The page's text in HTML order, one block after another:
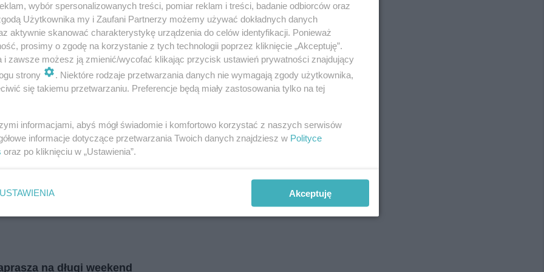
fot:
na długi weekend
regulamin korzystania z portali
Tarnowskie Góry
Ruda Śląska
Świętochłowice
Tychy
Bytom
Katowice
Zabrze
Zagłębie
Redakcja
Newsletter
Reklama
wybór spersonalizowanych treści, pomiar reklam i treści, badanie odbiorców oraz
Użytkownika my i Zaufani Partnerzy możemy używać dokładnych danych
aktywnie skanować charakterystykę urządzenia do celów identyfikacji. Ponieważ
prosimy o zgodę na korzystanie z tych technologii poprzez kliknięcie „Akceptuję”.
i zawsze możesz ją zmienić/wycofać klikając przycisk ustawień prywatności znajdujący
strony
. Niektóre rodzaje przetwarzania danych nie wymagają zgody użytkownika,
się takiemu przetwarzaniu. Preferencje będą miały zastosowania tylko na tej
informacjami, abyś mógł świadomie i komfortowo korzystać z naszych serwisów
informacje dotyczące przetwarzania Twoich danych znajdziesz w Polityce
oraz po kliknięciu w „Ustawienia”.
USTAWIENIA Akceptuję